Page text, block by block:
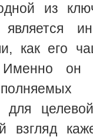
из
как его
он
для
взгляд